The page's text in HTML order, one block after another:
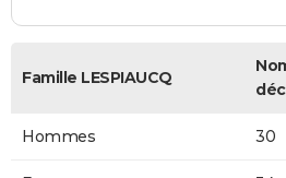
Famille LESPIAUCQ
Hommes 30